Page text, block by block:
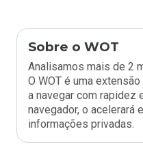
Sobre o WOT
Analisamos mais de 2
O WOT é uma
a navegar com rapidez
navegador, o acelerará
informações privadas.